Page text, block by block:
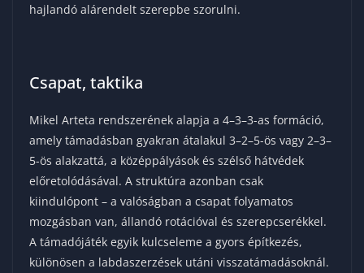
hajlandó alárendelt szerepbe szorulni.
Csapat, taktika
Mikel Arteta rendszerének alapja a 4–3–3-as formáció,
amely támadásban gyakran átalakul 3–2–5-ös vagy 2–3–
5-ös alakzattá, a középpályások és szélső hátvédek
előretolódásával. A struktúra azonban csak
kiindulópont – a valóságban a csapat folyamatos
mozgásban van, állandó rotációval és szerepcserékkel.
A támadójáték egyik kulcseleme a gyors építkezés,
különösen a labdaszerzések utáni visszatámadásoknál.